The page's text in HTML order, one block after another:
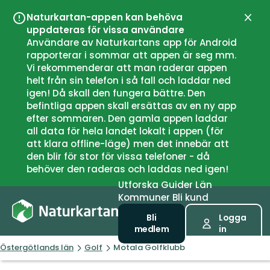
Naturkartan-appen kan behöva
uppdateras för vissa användare
Användare av Naturkartans app för Android
rapporterar i sommar att appen är seg mm.
Vi rekommenderar att man raderar appen
helt från sin telefon i så fall och laddar ned
igen! Då skall den fungera bättre. Den
befintliga appen skall ersättas av en ny app
efter sommaren. Den gamla appen laddar
all data för hela landet lokalt i appen (för
att klara offline-läge) men det innebär att
den blir för stor för vissa telefoner - då
behöver den raderas och laddas ned igen!
UtforskaGuiderLän
Kommuner Bli kund
Bli
medlem
Logga
in
Östergötlands län Golf Motala Golfklubb